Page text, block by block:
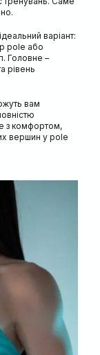
варіант:
pole або
Головне –
рівень
вам
з комфортом,
вершин у pole